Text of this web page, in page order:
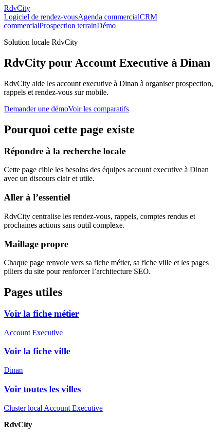
RdvCity
Logiciel de rendez-vousAgenda commercialCRM
commercialProspection terrainDémo
Solution locale RdvCity
RdvCity pour Account Executive à Dinan
RdvCity aide les account executive à Dinan à organiser prospection,
rappels et rendez-vous sur mobile.
Demander une démoVoir les comparatifs
Pourquoi cette page existe
Répondre à la recherche locale
Cette page cible les besoins des équipes account executive à Dinan
avec un discours clair et utile.
Aller à l’essentiel
RdvCity centralise les rendez-vous, rappels, comptes rendus et
prochaines actions sans outil complexe.
Maillage propre
Chaque page renvoie vers sa fiche métier, sa fiche ville et les pages
piliers du site pour renforcer l’architecture SEO.
Pages utiles
Voir la fiche métier
Account Executive
Voir la fiche ville
Dinan
Voir toutes les villes
Cluster local Account Executive
RdvCity